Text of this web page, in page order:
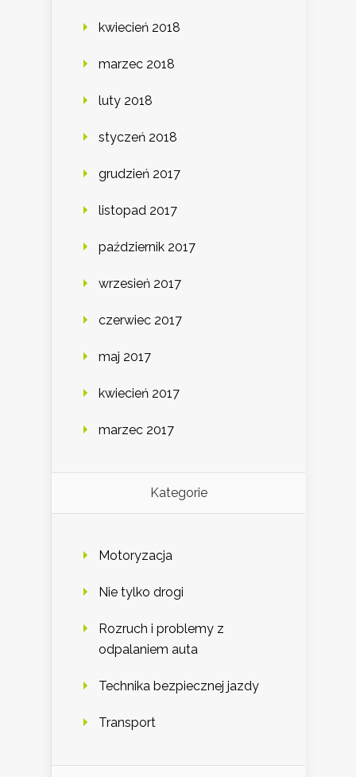
kwiecień 2018
marzec 2018
luty 2018
styczeń 2018
grudzień 2017
listopad 2017
październik 2017
wrzesień 2017
czerwiec 2017
maj 2017
kwiecień 2017
marzec 2017
Kategorie
Motoryzacja
Nie tylko drogi
Rozruch i problemy z
odpalaniem auta
Technika bezpiecznej jazdy
Transport